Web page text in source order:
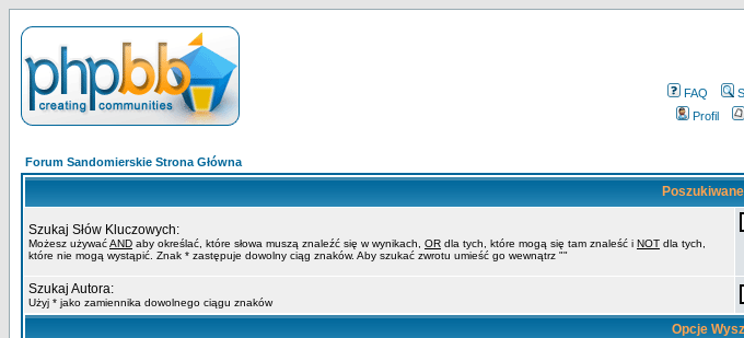
FAQ
Profil
Forum Sandomierskie Strona Główna
Szukaj Słów Kluczowych:
Możesz używaćAND aby określać, które słowa muszą znaleźć się w wynikach, OR dla tych, które mogą się tam znaleść i NOT dla tych,
które nie mogą wystąpić. Znak * zastępuje dowolny ciąg znaków. Aby szukać zwrotu umieść go wewnątrz ""
Szukaj Autora:
Użyj * jako zamiennika dowolnego ciągu znaków
Opcje